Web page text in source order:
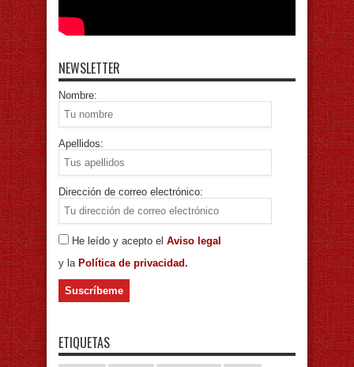
NEWSLETTER
Nombre:
Apellidos:
Dirección de correo electrónico:
He leído y acepto el Aviso legal
y la Política de privacidad.
ETIQUETAS